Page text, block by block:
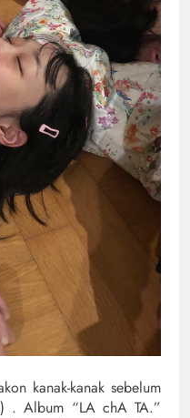
kanak-kanak sebelum
. Album “LA chA TA.”